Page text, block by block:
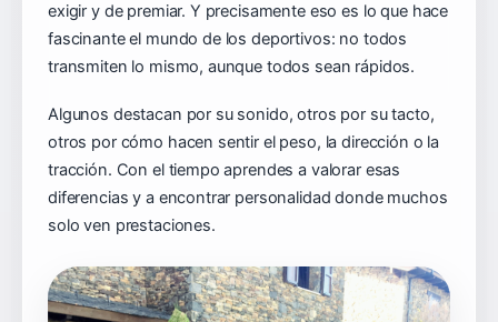
exigir y de premiar. Y precisamente eso es lo que hace
fascinante el mundo de los deportivos: no todos
transmiten lo mismo, aunque todos sean rápidos.
Algunos destacan por su sonido, otros por su tacto,
otros por cómo hacen sentir el peso, la dirección o la
tracción. Con el tiempo aprendes a valorar esas
diferencias y a encontrar personalidad donde muchos
solo ven prestaciones.